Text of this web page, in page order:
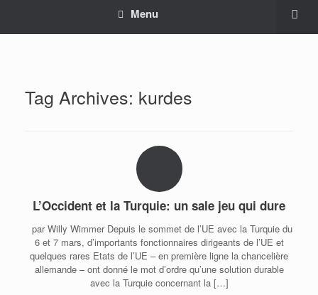
Menu
Tag Archives: kurdes
L’Occident et la Turquie: un sale jeu qui dure
par Willy Wimmer Depuis le sommet de l’UE avec la Turquie du
6 et 7 mars, d’importants fonctionnaires dirigeants de l’UE et
quelques rares Etats de l’UE – en première ligne la chancelière
allemande – ont donné le mot d’ordre qu’une solution durable
avec la Turquie concernant la […]